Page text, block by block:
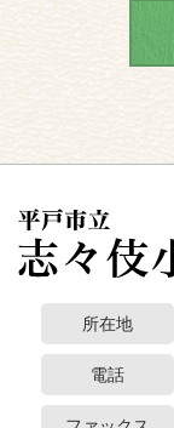
所在地
電話